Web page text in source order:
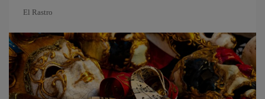
El Rastro